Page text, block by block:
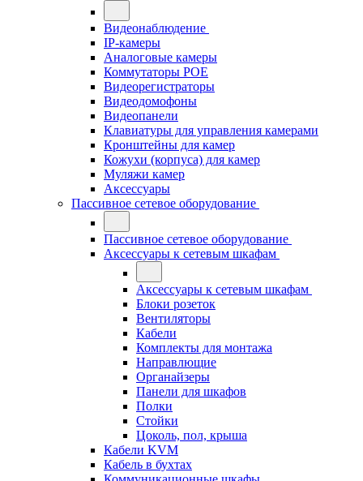
Видеонаблюдение
IP-камеры
Аналоговые камеры
Коммутаторы POE
Видеорегистраторы
Видеодомофоны
Видеопанели
Клавиатуры для управления камерами
Кронштейны для камер
Кожухи (корпуса) для камер
Муляжи камер
Аксессуары
Пассивное сетевое оборудование
Пассивное сетевое оборудование
Аксессуары к сетевым шкафам
Аксессуары к сетевым шкафам
Блоки розеток
Вентиляторы
Кабели
Комплекты для монтажа
Направлющие
Органайзеры
Панели для шкафов
Полки
Стойки
Цоколь, пол, крыша
Кабели KVM
Кабель в бухтах